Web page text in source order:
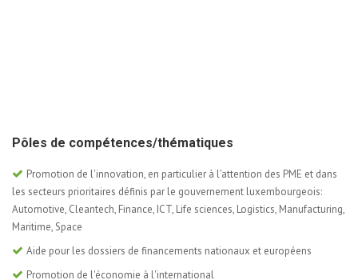
Pôles de compétences/thématiques
Promotion de l'innovation, en particulier à l'attention des PME et dans
les secteurs prioritaires définis par le gouvernement luxembourgeois:
Automotive, Cleantech, Finance, ICT, Life sciences, Logistics, Manufacturing,
Maritime, Space
Aide pour les dossiers de financements nationaux et européens
Promotion de l'économie à l'international